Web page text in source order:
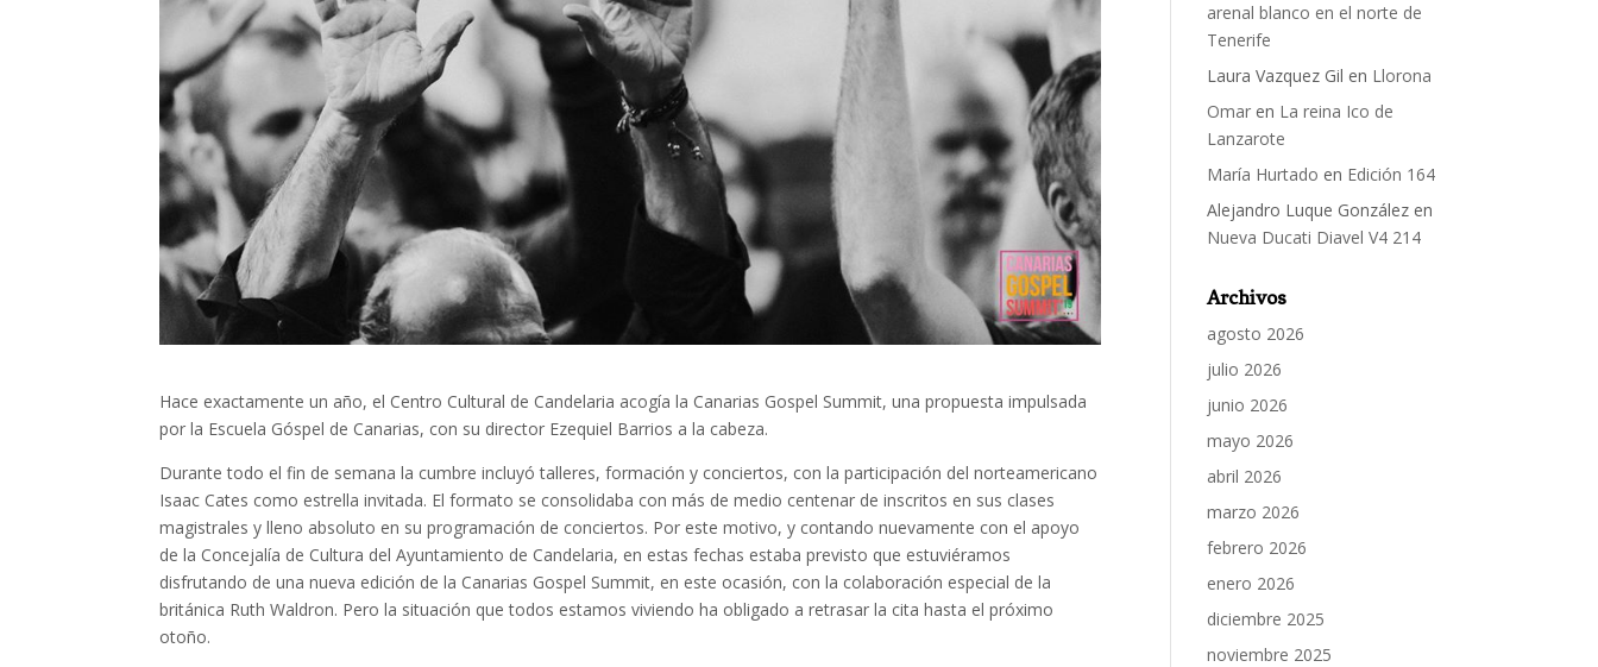
Hace exactamente un año, el Centro Cultural de Candelaria acogía la Canarias Gospel Summit, una propuesta impulsada
por la Escuela Góspel de Canarias, con su director Ezequiel Barrios a la cabeza.
Durante todo el fin de semana la cumbre incluyó talleres, formación y conciertos, con la participación del norteamericano
Isaac Cates como estrella invitada. El formato se consolidaba con más de medio centenar de inscritos en sus clases
magistrales y lleno absoluto en su programación de conciertos. Por este motivo, y contando nuevamente con el apoyo
de la Concejalía de Cultura del Ayuntamiento de Candelaria, en estas fechas estaba previsto que estuviéramos
disfrutando de una nueva edición de la Canarias Gospel Summit, en este ocasión, con la colaboración especial de la
británica Ruth Waldron. Pero la situación que todos estamos viviendo ha obligado a retrasar la cita hasta el próximo
otoño.
arenal blanco en el norte de
Tenerife
Laura Vazquez Gil en Llorona
Omar en La reina Ico de
Lanzarote
María Hurtado en Edición 164
Alejandro Luque González en
Nueva Ducati Diavel V4 214
Archivos
agosto 2026
julio 2026
junio 2026
mayo 2026
abril 2026
marzo 2026
febrero 2026
enero 2026
diciembre 2025
noviembre 2025